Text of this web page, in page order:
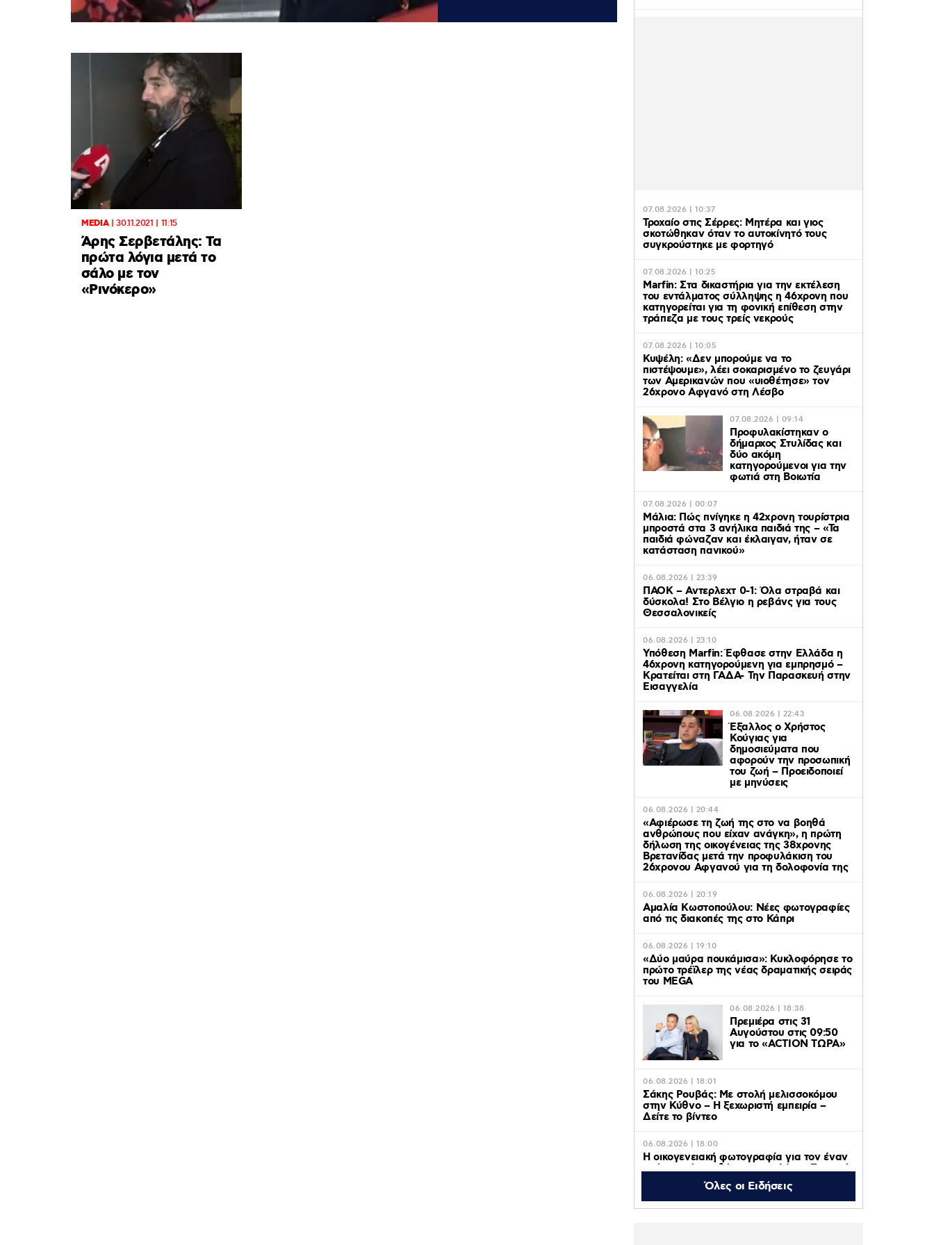
MEDIA|30.11.2021 | 11:15
Άρης Σερβετάλης: Τα
πρώτα λόγια μετά το
σάλο με τον
«Ρινόκερο»
07.08.2026 | 10:37
Τροχαίο στις Σέρρες: Μητέρα και γιος
σκοτώθηκαν όταν το αυτοκίνητό τους
συγκρούστηκε με φορτηγό
07.08.2026 | 10:25
Marfin: Στα δικαστήρια για την εκτέλεση
του εντάλματος σύλληψης η 46χρονη που
κατηγορείται για τη φονική επίθεση στην
τράπεζα με τους τρείς νεκρούς
07.08.2026 | 10:05
Κυψέλη: «Δεν μπορούμε να το
πιστέψουμε», λέει σοκαρισμένο το ζευγάρι
των Αμερικανών που «υιοθέτησε» τον
26χρονο Αφγανό στη Λέσβο
07.08.2026 | 09:14
Προφυλακίστηκαν ο
δήμαρχος Στυλίδας και
δύο ακόμη
κατηγορούμενοι για την
φωτιά στη Βοιωτία
07.08.2026 | 00:07
Μάλια: Πώς πνίγηκε η 42χρονη τουρίστρια
μπροστά στα 3 ανήλικα παιδιά της – «Τα
παιδιά φώναζαν και έκλαιγαν, ήταν σε
κατάσταση πανικού»
06.08.2026 | 23:39
ΠΑΟΚ – Αντερλεχτ 0-1: Όλα στραβά και
δύσκολα! Στο Βέλγιο η ρεβάνς για τους
Θεσσαλονικείς
06.08.2026 | 23:10
Υπόθεση Marfin: Έφθασε στην Ελλάδα η
46χρονη κατηγορούμενη για εμπρησμό –
Κρατείται στη ΓΑΔΑ- Την Παρασκευή στην
Εισαγγελία
06.08.2026 | 22:43
Έξαλλος ο Χρήστος
Κούγιας για
δημοσιεύματα που
αφορούν την προσωπική
του ζωή – Προειδοποιεί
με μηνύσεις
06.08.2026 | 20:44
«Αφιέρωσε τη ζωή της στο να βοηθά
ανθρώπους που είχαν ανάγκη», η πρώτη
δήλωση της οικογένειας της 38χρονης
Βρετανίδας μετά την προφυλάκιση του
26χρονου Αφγανού για τη δολοφονία της
06.08.2026 | 20:19
Αμαλία Κωστοπούλου: Νέες φωτογραφίες
από τις διακοπές της στο Κάπρι
06.08.2026 | 19:10
«Δύο μαύρα πουκάμισα»: Κυκλοφόρησε το
πρώτο τρέϊλερ της νέας δραματικής σειράς
του MEGA
06.08.2026 | 18:38
Πρεμιέρα στις 31
Αυγούστου στις 09:50
για το «ACTION ΤΩΡΑ»
06.08.2026 | 18:01
Σάκης Ρουβάς: Με στολή μελισσοκόμου
στην Κύθνο – Η ξεχωριστή εμπειρία –
Δείτε το βίντεο
06.08.2026 | 18:00
Η οικογενειακή φωτογραφία για τον έναν
χρόνο από τον θάνατο της Λένας Σαμαρά
που δημοσίευσε ο αδερφός της, Κώστας
06.08.2026 | 16:05
Όλες οι Ειδήσεις